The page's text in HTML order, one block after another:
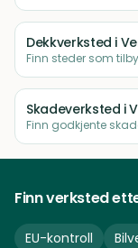
Dekkverksted i
Finn steder som
Skadeverksted i
Finn godkjente
Finn verksted
EU-kontroll